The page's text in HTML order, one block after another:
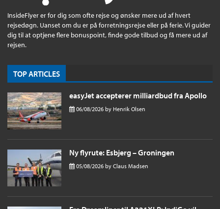
InsideFlyer er for dig som ofte rejse og ønsker mere ud af hvert
rejsedøgn. Uanset om du er på forretningsrejse eller på ferie. Vi guider
dig til at optjene flere bonuspoint, finde gode tilbud og få mere ud af
rejsen.
TOP ARTICLES
easyJet accepterer milliardbud fra Apollo
06/08/2026 by Henrik Olsen
Ny flyrute: Esbjerg – Groningen
05/08/2026 by Claus Madsen